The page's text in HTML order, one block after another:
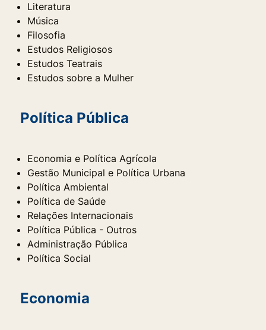
Literatura
Música
Filosofia
Estudos Religiosos
Estudos Teatrais
Estudos sobre a Mulher
Política Pública
Economia e Política Agrícola
Gestão Municipal e Política Urbana
Política Ambiental
Política de Saúde
Relações Internacionais
Política Pública - Outros
Administração Pública
Política Social
Economia